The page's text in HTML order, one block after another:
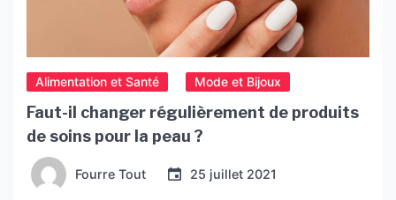
Alimentation et Santé Mode et Bijoux
Faut-il changer régulièrement de produits
de soins pour la peau ?
Fourre Tout 25 juillet 2021